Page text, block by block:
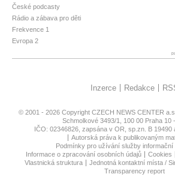
České podcasty
Rádio a zábava pro děti
Frekvence 1
Evropa 2
Inzerce Redakce
© 2001 - 2026 Copyright CZECH NEWS CENTER
Schmolkové 3493/1, 100 00 Praha 10
IČO: 02346826, zapsána v OR, sp.zn. B 19490
Autorská práva k publikovaným
Podmínky pro užívání služby informační
Informace o zpracování osobních údajů
Cookies
Vlastnická struktura
Jednotná kontaktní místa /
Transparency report